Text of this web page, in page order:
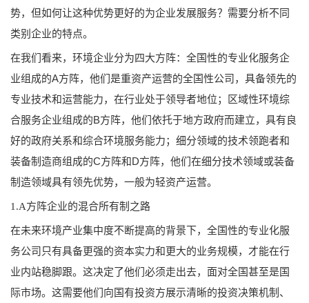
势，但如何让这种优势更好的为企业发展服务？需要分析不同
类别企业的特点。
在我们看来，环境企业分为四大方阵：全国性的专业化服务企
业组成的A方阵，他们是重资产运营的全国性公司，具备领先的
专业技术和运营能力，在行业处于领导者地位；区域性环境综
合服务企业组成的B方阵，他们依托于地方政府而建立，具有良
好的政府关系和综合环境服务能力；细分领域的技术领跑者和
装备制造商组成的C方阵和D方阵，他们在细分技术领域或装备
制造领域具有领先优势，一般为轻资产运营。
1.A方阵企业的混合所有制之路
在未来环境产业集中度不断提高的背景下，全国性的专业化服
务公司只有具备更强的资本实力和更大的业务规模，才能在行
业内站稳脚跟。这决定了他们必须走出去，面对全国甚至是国
际市场。这需要他们向国有投资方展示清晰的投资决策机制、